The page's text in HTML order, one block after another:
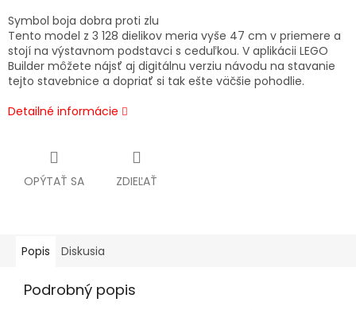
Symbol boja dobra proti zlu
Tento model z 3 128 dielikov meria vyše 47 cm v priemere a
stojí na výstavnom podstavci s ceduľkou. V aplikácii LEGO
Builder môžete nájsť aj digitálnu verziu návodu na stavanie
tejto stavebnice a dopriať si tak ešte väčšie pohodlie.
Detailné informácie
OPÝTAŤ SA ZDIEĽAŤ
Popis Diskusia
Podrobný popis